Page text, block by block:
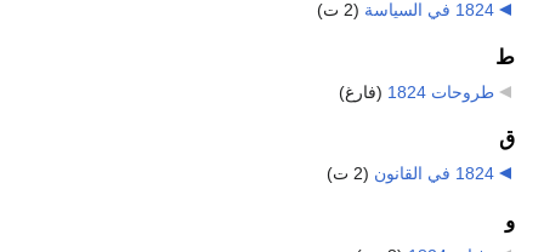
1824 في السياسة (2 ت)
ط
طروحات 1824 (فارغ)
ق
1824 في القانون (2 ت)
و